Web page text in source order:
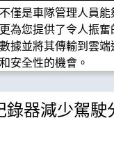
僅是車隊管理人員
為您提供了令人振
據並將其傳輸到雲
安全性的機會。
錄器減少駕駛